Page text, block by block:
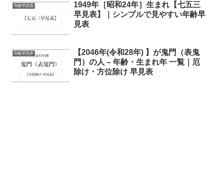
年齢早見表
1949年［昭和24年］生まれ【七五三
早見表】｜シンプルで見やすい年齢早
見表
年齢早見表
【2046年(令和28年) 】が鬼門（表鬼
門）の人 – 年齢・生まれ年 一覧｜厄
除け・方位除け 早見表